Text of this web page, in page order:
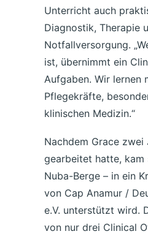
Unterricht auch
Diagnostik, Therapie
Notfallversorgung.
ist, übernimmt ein
Aufgaben. Wir lernen
Pflegekräfte,
klinischen Medizin.“
Nachdem Grace zwei
gearbeitet hatte,
Nuba-Berge – in ein
von Cap Anamur /
e.V. unterstützt wird.
von nur drei Clinical